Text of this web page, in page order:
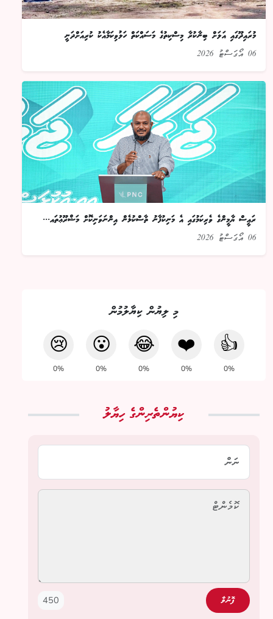
މުރައިދޫގައި އަލަށް ބިނާކުރާ މިސްކިތުގެ މަސައްކަތް ހަލުވިކަމާއެކު ކުރިއަށްދަނީ
06 އޯގަސްޓު 2026
ރައީސް ޔާމީންގެ ވެރިކަމުގައި އެ މަނިކުފާނު ތާސްކުޅެން އިންނަވަނިކޮށް މަޝްރޫޢުތައ...
06 އޯގަސްޓު 2026
މި ލިޔުން ކިޔާލުމުން
👍
0%
❤️
0%
😂
0%
😮
0%
😢
0%
ކިޔުންތެރިންގެ ހިޔާލު
ފޮނުވާ 450